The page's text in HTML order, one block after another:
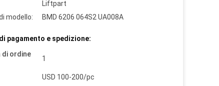
Liftpart
modello:
BMD 6206 064S2 UA008A
pagamento e spedizione:
di ordine
1
USD 100-200/pc